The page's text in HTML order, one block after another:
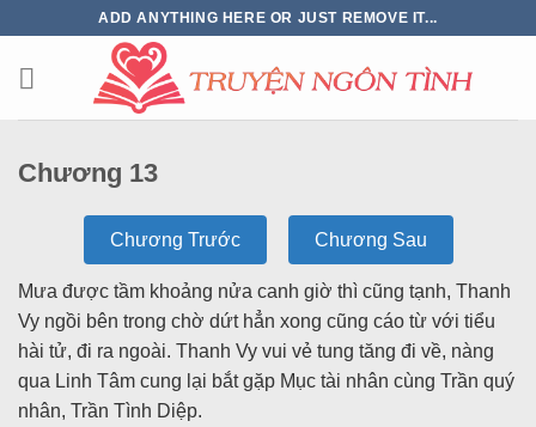
ADD ANYTHING HERE OR JUST REMOVE IT...
Chương 13
Chương Trước Chương Sau
Mưa được tầm khoảng nửa canh giờ thì cũng tạnh, Thanh
Vy ngồi bên trong chờ dứt hẳn xong cũng cáo từ với tiểu
hài tử, đi ra ngoài. Thanh Vy vui vẻ tung tăng đi về, nàng
qua Linh Tâm cung lại bắt gặp Mục tài nhân cùng Trần quý
nhân, Trần Tình Diệp.